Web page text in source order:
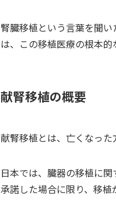
腎臓移植という言葉を聞
は、この移植医療の根本的
献腎移植の概要
献腎移植とは、亡くなった
日本では、臓器の移植に
承諾した場合に限り、移植